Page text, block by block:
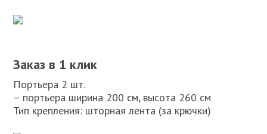
Заказ в 1 клик
Портьера 2 шт.
– портьера ширина 200 см, высота 260 см
Тип крепления: шторная лента (за крючки)